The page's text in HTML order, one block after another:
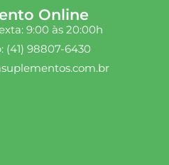
Online
9:00 às 20:00h
(41) 98807-6430